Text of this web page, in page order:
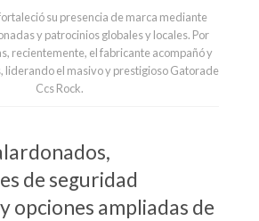
su presencia de marca mediante
y patrocinios globales y locales. Por
recientemente, el fabricante acompañó y
liderando el masivo y prestigioso Gatorade
Ccs Rock.
de seguridad
opciones ampliadas de